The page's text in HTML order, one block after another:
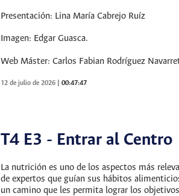
Presentación: Lina María Cabrejo Ruíz
Imagen: Edgar Guasca.
Web Máster: Carlos Fabian Rodríguez
12 de julio de 2026 00:47:47
T4 E3 - Entrar al Centro
La nutrición es uno de los aspectos más
de expertos que guían sus hábitos
un camino que les permita lograr los